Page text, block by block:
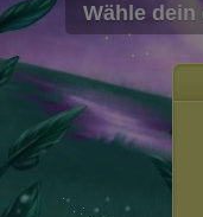
Wähle dein